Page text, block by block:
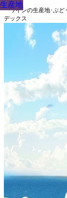
『ワインの生産地･ぶど
デックス
生産地
生産地
生産地
生産地
生産地
生産地
生産地
生産地
生産地